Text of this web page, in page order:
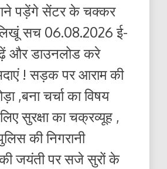
पड़ेंगे सेंटर के चक्कर
सच 06.08.2026 ई-
और डाउनलोड करे
! सड़क पर आराम की
,बना चर्चा का विषय
सुरक्षा का चक्रव्यूह ,
की निगरानी
जयंती पर सजे सुरों के